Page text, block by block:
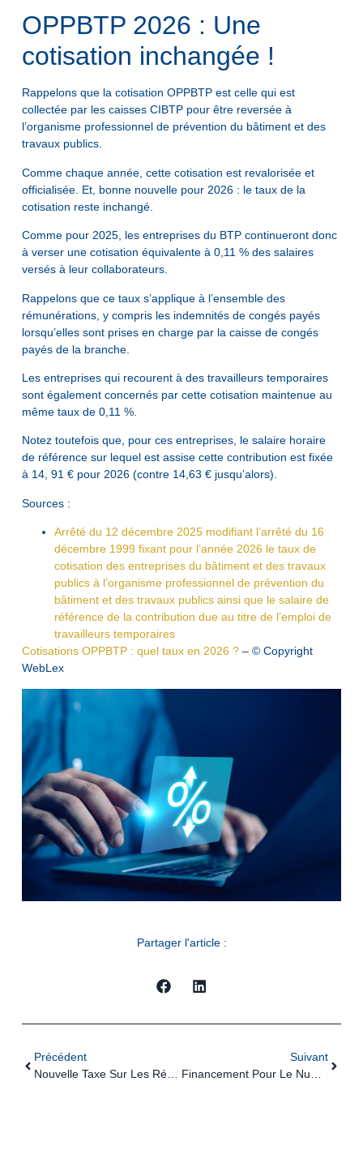
OPPBTP 2026 : Une
cotisation inchangée !
Rappelons que la cotisation OPPBTP est celle qui est
collectée par les caisses CIBTP pour être reversée à
l’organisme professionnel de prévention du bâtiment et des
travaux publics.
Comme chaque année, cette cotisation est revalorisée et
officialisée. Et, bonne nouvelle pour 2026 : le taux de la
cotisation reste inchangé.
Comme pour 2025, les entreprises du BTP continueront donc
à verser une cotisation équivalente à 0,11 % des salaires
versés à leur collaborateurs.
Rappelons que ce taux s’applique à l’ensemble des
rémunérations, y compris les indemnités de congés payés
lorsqu’elles sont prises en charge par la caisse de congés
payés de la branche.
Les entreprises qui recourent à des travailleurs temporaires
sont également concernés par cette cotisation maintenue au
même taux de 0,11 %.
Notez toutefois que, pour ces entreprises, le salaire horaire
de référence sur lequel est assise cette contribution est fixée
à 14, 91 € pour 2026 (contre 14,63 € jusqu’alors).
Sources :
Arrêté du 12 décembre 2025 modifiant l’arrêté du 16
décembre 1999 fixant pour l’année 2026 le taux de
cotisation des entreprises du bâtiment et des travaux
publics à l’organisme professionnel de prévention du
bâtiment et des travaux publics ainsi que le salaire de
référence de la contribution due au titre de l’emploi de
travailleurs temporaires
Cotisations OPPBTP : quel taux en 2026 ? – © Copyright
WebLex
Partager l'article :
Précédent
Nouvelle Taxe Sur Les Réductions De Capital : Conforme À La Constitution ?
Suivant
Financement Pour Le Numérique Au Service De La Santé : Changement De Calendrier